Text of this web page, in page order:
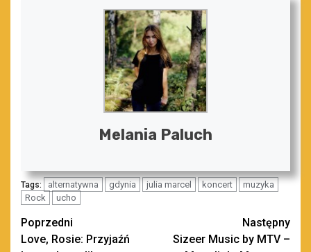
Melania Paluch
Tags: alternatywna gdynia julia marcel koncert
muzyka
Rock
ucho
Zobacz
Poprzedni
Love, Rosie: Przyjaźń
Następny
Sizeer Music by MTV –